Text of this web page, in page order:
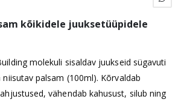
kõikidele juuksetüüpidele
molekuli sisaldav juukseid sügavuti
palsam (100ml). Kõrvaldab
vähendab kahusust, silub ning